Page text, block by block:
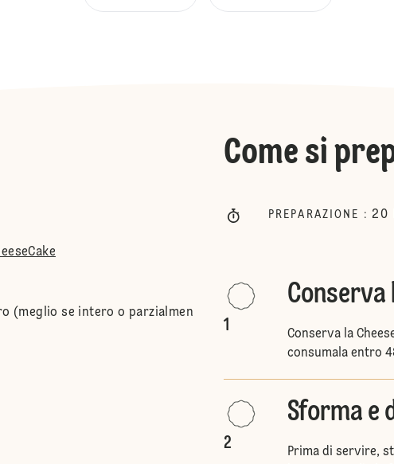
(meglio se intero o parzialmen
Come si
PREPARAZIONE : 20
1
Conserva la
consumala entro
2
Sforma e
Prima di servire,